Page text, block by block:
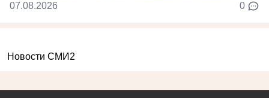
07.08.2026 0
Новости СМИ2